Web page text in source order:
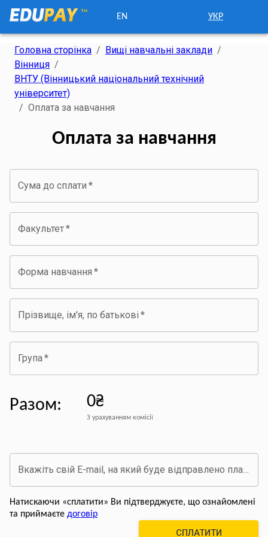
EN УКР
Головна сторінка / Вищі навчальні заклади /
Вінниця /
ВНТУ (Вінницький національний технічний
університет)
/ Оплата за навчання
Оплата за навчання
Сума до сплати *
Факультет*
Форма навчання *
Прізвище, ім'я, по батькові *
Група*
Разом: 0₴
З урахуванням комісії
Вкажіть свій E-mail, на який буде відправлено платіжний документ про оплату
Натискаючи «сплатити» Ви підтверджуєте, що ознайомлені
та приймаєте договір
СПЛАТИТИ